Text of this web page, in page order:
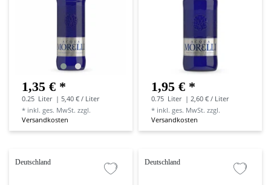
1,35 € *
0.25 Liter | 5,40 € / Liter
* inkl. ges. MwSt. zzgl.
Versandkosten
1,95 € *
0.75 Liter | 2,60 € / Liter
* inkl. ges. MwSt. zzgl.
Versandkosten
Deutschland Deutschland